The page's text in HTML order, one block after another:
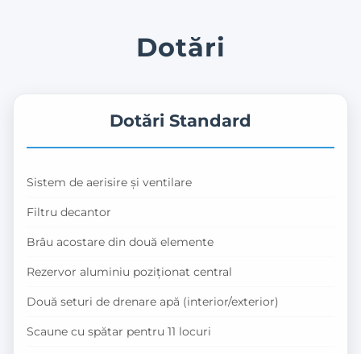
Dotări
Dotări Standard
Sistem de aerisire și ventilare
Filtru decantor
Brâu acostare din două elemente
Rezervor aluminiu poziționat central
Două seturi de drenare apă (interior/exterior)
Scaune cu spătar pentru 11 locuri